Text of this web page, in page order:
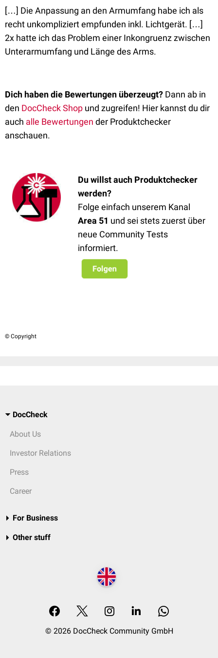
[…] Die Anpassung an den Armumfang habe ich als
recht unkompliziert empfunden inkl. Lichtgerät. […]
2x hatte ich das Problem einer Inkongruenz zwischen
Unterarmumfang und Länge des Arms.
Dich haben die Bewertungen überzeugt? Dann ab in
den DocCheck Shop und zugreifen! Hier kannst du dir
auch alle Bewertungen der Produktchecker
anschauen.
Du willst auch Produktchecker
werden?
Folge einfach unserem Kanal
Area 51 und sei stets zuerst über
neue Community Tests
informiert.
© Copyright
DocCheck
About Us
Investor Relations
Press
Career
For Business
Other stuff
© 2026 DocCheck Community GmbH